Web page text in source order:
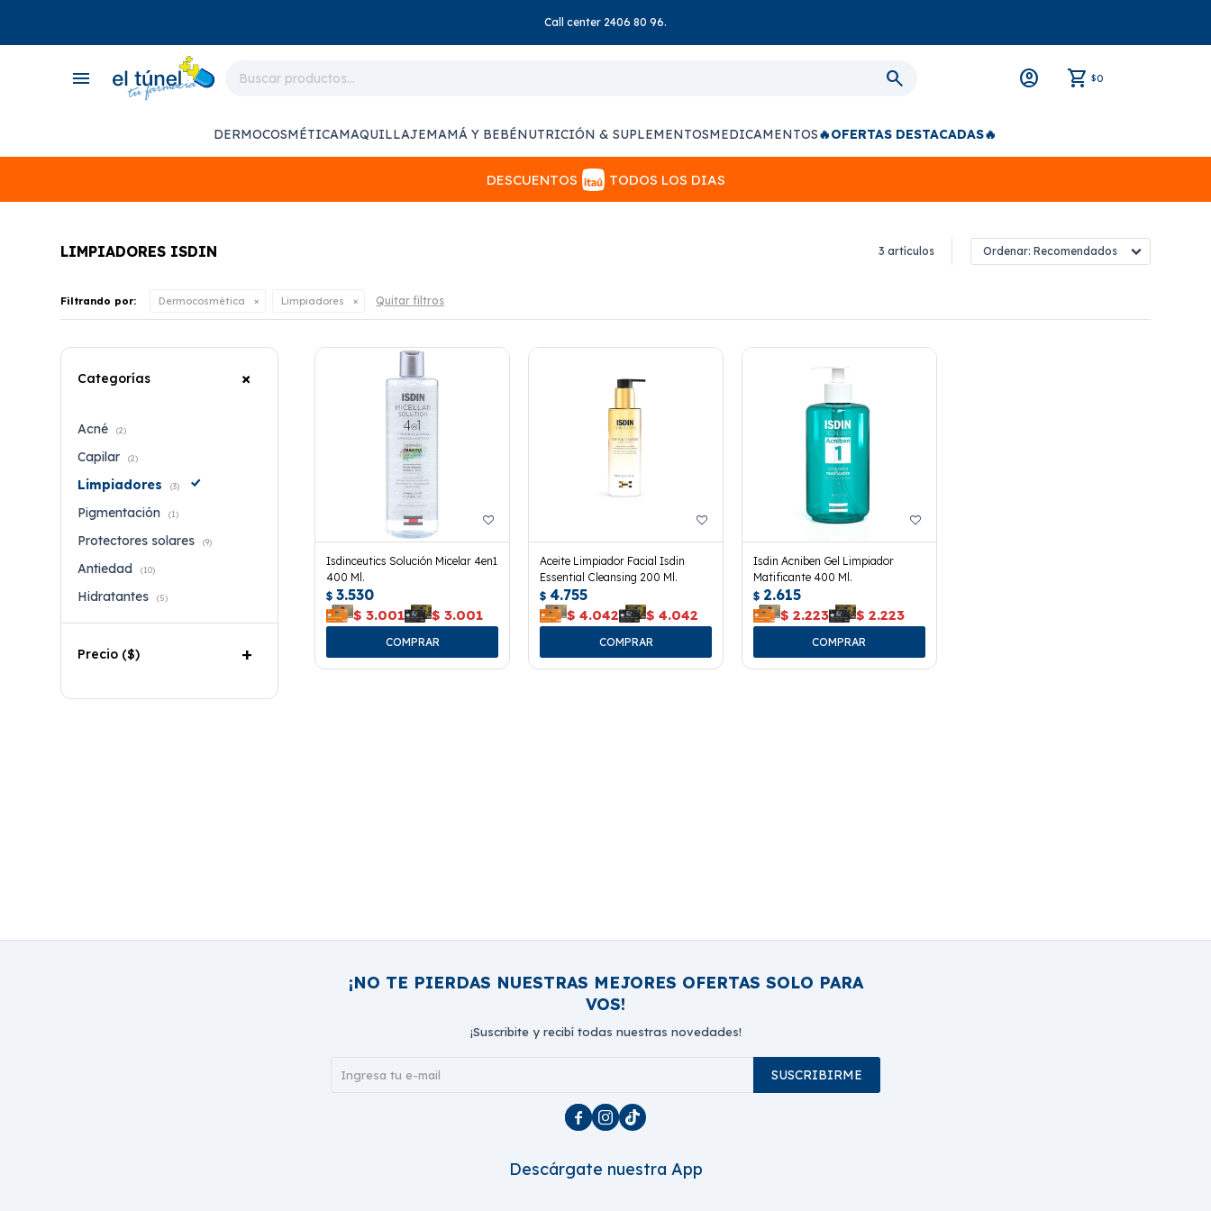
Call center 2406 80 96.
menu $0
DERMOCOSMÉTICAMAQUILLAJEMAMÁ Y BEBÉNUTRICIÓN & SUPLEMENTOSMEDICAMENTOS🔥OFERTAS DESTACADAS🔥
DESCUENTOS TODOS LOS DIAS
LIMPIADORES ISDIN 3 artículos Recomendados
Filtrando por: Dermocosmética Limpiadores Quitar filtros
Isdinceutics Solución Micelar 4en1
400 Ml.
$ 3.530
$ 3.001 $ 3.001
Aceite Limpiador Facial Isdin
Essential Cleansing 200 Ml.
$ 4.755
$ 4.042 $ 4.042
Isdin Acniben Gel Limpiador
Matificante 400 Ml.
$ 2.615
$ 2.223 $ 2.223
Categorías
Acné (2)
Capilar (2)
Limpiadores (3)
Pigmentación (1)
Protectores solares (9)
Antiedad (10)
Hidratantes (5)
Precio ($)
¡NO TE PIERDAS NUESTRAS MEJORES OFERTAS SOLO PARA
VOS!
¡Suscribite y recibí todas nuestras novedades!
SUSCRIBIRME
  
Descárgate nuestra App
close
store
local_shipping